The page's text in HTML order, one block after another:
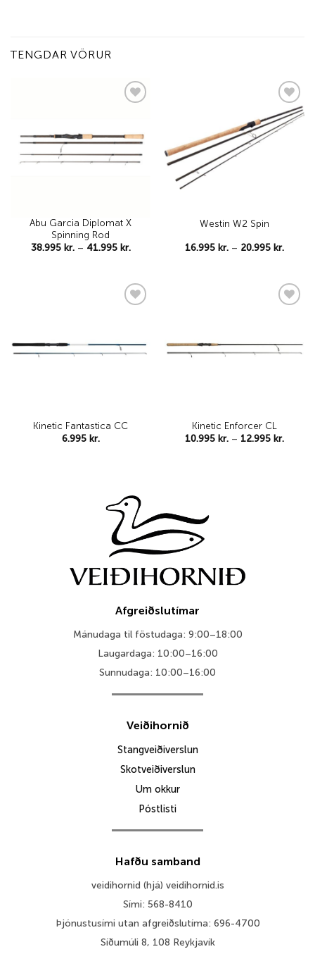
TENGDAR VÖRUR
Abu Garcia Diplomat X
Spinning Rod
38.995 kr. – 41.995 kr.Price
41.995 kr.
Add to
wishlist
Westin W2 Spin
16.995 kr. – 20.995 kr.Price
Kinetic Fantastica CC
6.995 kr.
Kinetic Enforcer CL
10.995 kr. – 12.995 kr.Price
Afgreiðslutímar
Mánudaga til föstudaga: 9:00–18:00
Laugardaga: 10:00–16:00
Sunnudaga: 10:00–16:00
Veiðihornið
Stangveiðiverslun
Skotveiðiverslun
Um okkur
Póstlisti
Hafðu samband
veidihornid (hjá) veidihornid.is
Sími: 568-8410
Þjónustusími utan afgreiðslutíma: 696-4700
Síðumúli 8, 108 Reykjavík